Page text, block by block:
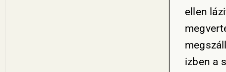
ellen
izben a